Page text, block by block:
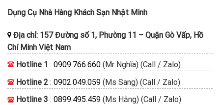
Dụng Cụ Nhà Hàng Khách Sạn Nhật Minh
Địa chỉ: 157 Đường số 1, Phường 11 – Quận Gò Vấp, Hồ
Chí Minh Việt Nam
Hotline 1 : 0909.766.660 (Mr Nghĩa) (Call / Zalo)
Hotline 2 : 0902.049.059 (Ms Sang) (Call / Zalo)
Hotline 3 : 0899.495.459 (Ms Hằng) (Call / Zalo)